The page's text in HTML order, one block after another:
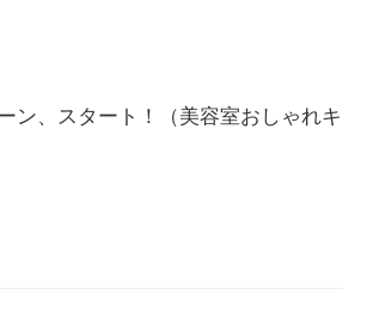
ン、スタート！（美容室おしゃれキ